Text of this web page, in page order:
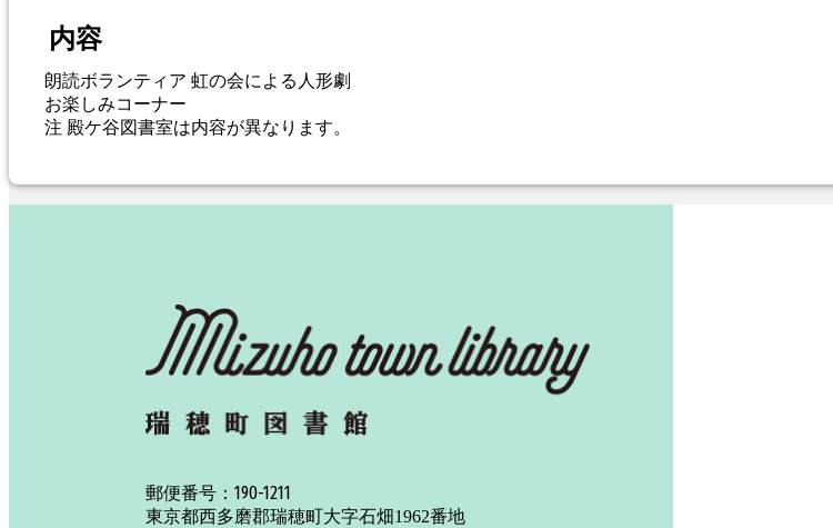
内容
朗読ボランティア 虹の会による人形劇
お楽しみコーナー
注 殿ケ谷図書室は内容が異なります。
郵便番号： 190-1211
東京都西多磨郡瑞穂町大字石畑1962番地